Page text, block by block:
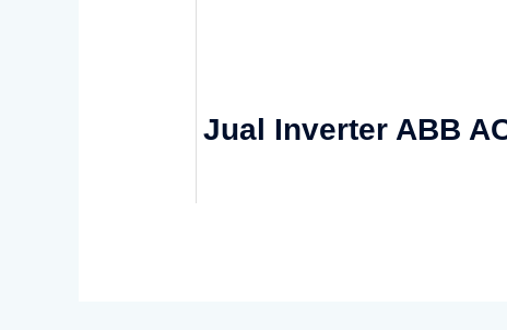
Jual Inverter ABB